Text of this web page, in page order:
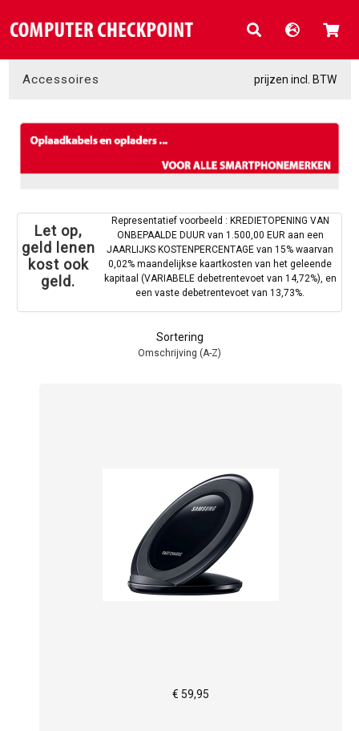
Accessoires prijzen incl. BTW
Let op,
geld lenen
kost ook
geld.
Representatief voorbeeld : KREDIETOPENING VAN
ONBEPAALDE DUUR van 1.500,00 EUR aan een
JAARLIJKS KOSTENPERCENTAGE van 15% waarvan
0,02% maandelijkse kaartkosten van het geleende
kapitaal (VARIABELE debetrentevoet van 14,72%), en
een vaste debetrentevoet van 13,73%.
Sortering
Omschrijving (A-Z)
€ 59,95